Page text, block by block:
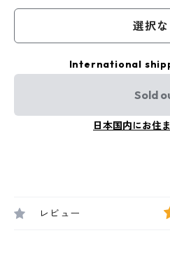
選択な
International
Sold
日本国内にお住
レビュー